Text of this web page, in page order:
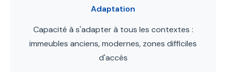
Adaptation
Capacité à s'adapter à tous les contextes :
immeubles anciens, modernes, zones difficiles
d'accès